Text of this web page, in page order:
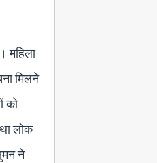
महिला
मिलने
को
लोक
ने